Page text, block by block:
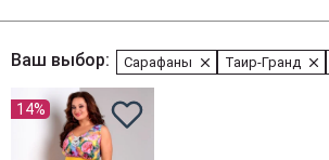
Ваш выбор: Сарафаны Таир-Гранд
14%